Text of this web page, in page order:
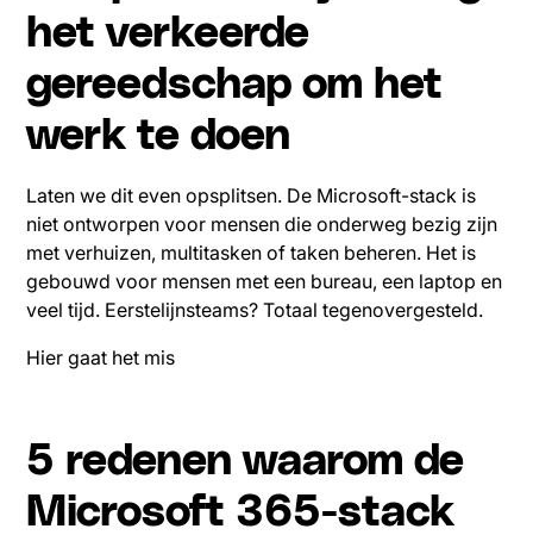
het verkeerde
gereedschap om het
werk te doen
Laten we dit even opsplitsen. De Microsoft-stack is
niet ontworpen voor mensen die onderweg bezig zijn
met verhuizen, multitasken of taken beheren. Het is
gebouwd voor mensen met een bureau, een laptop en
veel tijd. Eerstelijnsteams? Totaal tegenovergesteld.
Hier gaat het mis
5 redenen waarom de
Microsoft 365-stack